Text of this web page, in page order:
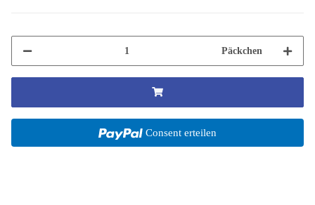
Päckchen
Consent erteilen